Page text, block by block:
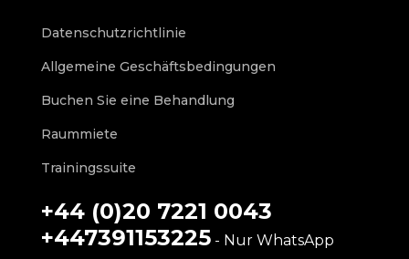
Datenschutzrichtlinie
Allgemeine Geschäftsbedingungen
Buchen Sie eine Behandlung
Raummiete
Trainingssuite
+44 (0)20 7221 0043
+447391153225- Nur WhatsApp